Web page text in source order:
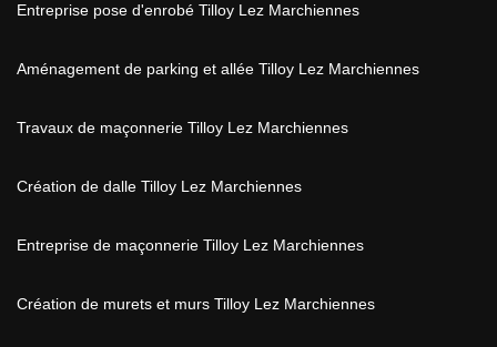
Entreprise pose d'enrobé Tilloy Lez Marchiennes
Aménagement de parking et allée Tilloy Lez Marchiennes
Travaux de maçonnerie Tilloy Lez Marchiennes
Création de dalle Tilloy Lez Marchiennes
Entreprise de maçonnerie Tilloy Lez Marchiennes
Création de murets et murs Tilloy Lez Marchiennes